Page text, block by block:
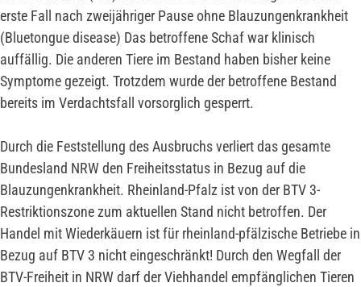
erste Fall nach zweijähriger Pause ohne Blauzungenkrankheit
(Bluetongue disease) Das betroffene Schaf war klinisch
auffällig. Die anderen Tiere im Bestand haben bisher keine
Symptome gezeigt. Trotzdem wurde der betroffene Bestand
bereits im Verdachtsfall vorsorglich gesperrt.
Durch die Feststellung des Ausbruchs verliert das gesamte
Bundesland NRW den Freiheitsstatus in Bezug auf die
Blauzungenkrankheit. Rheinland-Pfalz ist von der BTV 3-
Restriktionszone zum aktuellen Stand nicht betroffen. Der
Handel mit Wiederkäuern ist für rheinland-pfälzische Betriebe in
Bezug auf BTV 3 nicht eingeschränkt! Durch den Wegfall der
BTV-Freiheit in NRW darf der Viehhandel empfänglichen Tieren